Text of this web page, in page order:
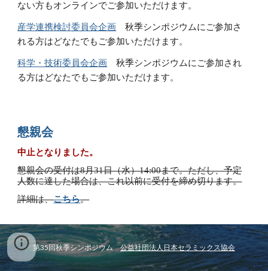
ない方もオンラインでご参加いただけます。
産学連携検討委員会企画
秋季シンポジウムにご参加さ
れる方はどなたでも ご参加いただけます。
科学・技術委員会企画 秋季シンポジウムにご参加され
る方はどなたでもご参加いただけます。
懇親会
中止となりました。
懇親会の受付は8月31日（水）14:00まで。ただし、予定
人数に達した場合は、これ以前に受付を締め切ります。
詳細は、こちら。
第35回秋季シンポジウム 公益社団法人日本セラミックス協会